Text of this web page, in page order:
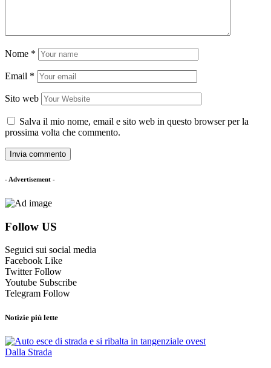
Nome *
Email *
Sito web
Salva il mio nome, email e sito web in questo browser per la
prossima volta che commento.
- Advertisement -
Follow US
Seguici sui social media
Facebook Like
Twitter Follow
Youtube Subscribe
Telegram Follow
Notizie più lette
Dalla Strada